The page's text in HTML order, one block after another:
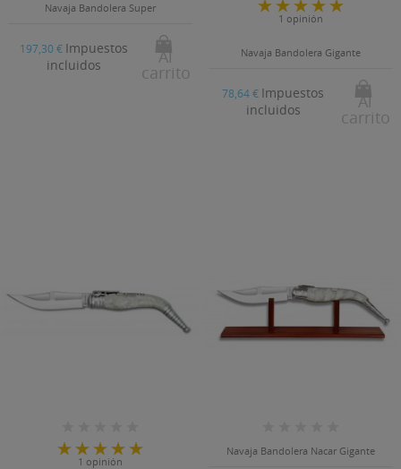
Navaja Bandolera Super
197,30 € Impuestos
incluidos
Al
carrito
1 opinión
Navaja Bandolera Gigante
78,64 € Impuestos
incluidos
Al
carrito
1 opinión
Navaja Bandolera Nacar Gigante
MI LISTA DE DESEOS
((MODALTITLE))
INICIAR SESIÓN